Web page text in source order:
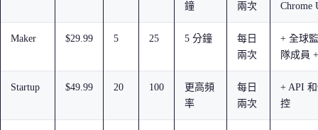
鐘
兩次
Chrome
Maker $29.99 5 25 5 分鐘
每日
兩次
+ 全球
隊成員
Startup $49.99 20 100
更高頻
率
每日
兩次
+ API
控